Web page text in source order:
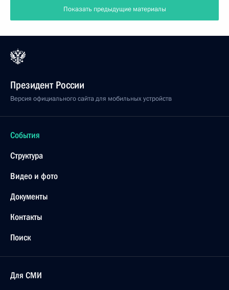
Показать предыдущие материалы
Президент России
Версия официального сайта для мобильных устройств
События
Структура
Видео и фото
Документы
Контакты
Поиск
Для СМИ